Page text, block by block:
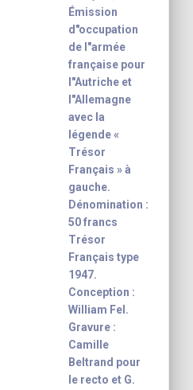
Émission
d"occupation
de l"armée
française pour
l"Autriche et
l"Allemagne
avec la
légende «
Trésor
Français » à
gauche.
Dénomination :
50 francs
Trésor
Français type
1947.
Conception :
William Fel.
Gravure :
Camille
Beltrand pour
le recto et G.